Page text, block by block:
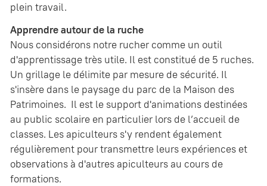
plein travail.
Apprendre autour de la ruche
Nous considérons notre rucher comme un outil
d'apprentissage très utile. Il est constitué de 5 ruches.
Un grillage le délimite par mesure de sécurité. Il
s'insère dans le paysage du parc de la Maison des
Patrimoines. Il est le support d'animations destinées
au public scolaire en particulier lors de l’accueil de
classes. Les apiculteurs s'y rendent également
régulièrement pour transmettre leurs expériences et
observations à d'autres apiculteurs au cours de
formations.